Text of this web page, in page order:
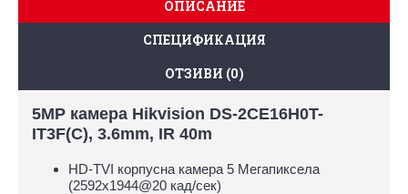
ОПИСАНИЕ
СПЕЦИФИКАЦИЯ
ОТЗИВИ (0)
5MP камера Hikvision DS-2CE16H0T-
IT3F(C), 3.6mm, IR 40m
HD-TVI корпусна камера 5 Мегапиксела
(2592х1944@20 кад/сек)